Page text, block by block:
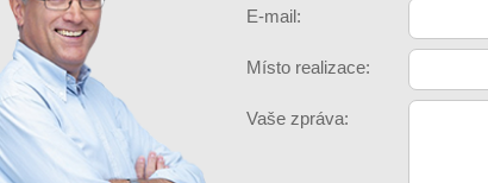
E-mail:
Místo realizace:
Vaše zpráva: